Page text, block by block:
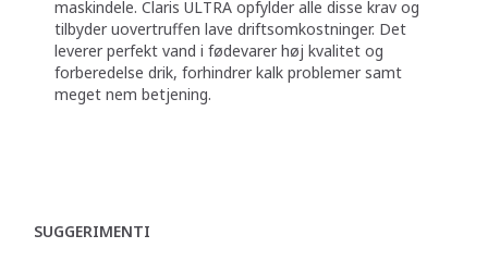
maskindele. Claris ULTRA opfylder alle disse krav og
tilbyder uovertruffen lave driftsomkostninger. Det
leverer perfekt vand i fødevarer høj kvalitet og
forberedelse drik, forhindrer kalk problemer samt
meget nem betjening.
SUGGERIMENTI